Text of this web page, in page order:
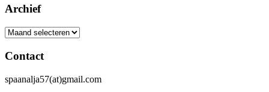
Archief
Archief
Contact
spaanalja57(at)gmail.com